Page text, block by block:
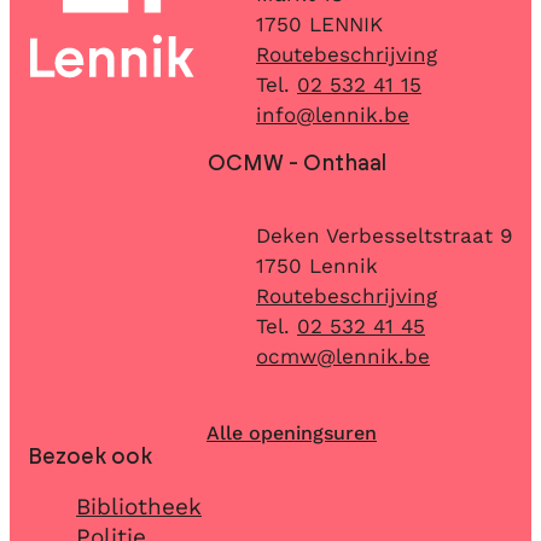
,1750 LENNIK
Routebeschrijving
02 532 41 15
E-mailinfo@lennik.be
OCMW - Onthaal
AdresDeken Verbesseltstraat 9
,1750 Lennik
Routebeschrijving
02 532 41 45
E-mailocmw@lennik.be
Alle openingsuren
Bezoek ook
Bibliotheek